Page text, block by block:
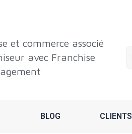
et commerce associé
avec Franchise
BLOG CLIENTS